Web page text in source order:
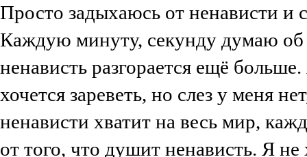
Просто задыхаюсь от ненависти и
Каждую минуту, секунду думаю об
ненависть разгорается ещё
хочется зареветь, но слез у меня
ненависти хватит на весь мир,
от того, что душит ненависть. Я